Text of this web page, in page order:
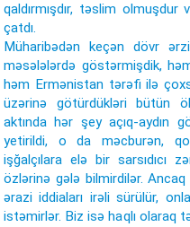
qaldırmışdır, təslim
çatdı.
Müharibədən keçən dövr
məsələlərdə göstərmişdik,
həm Ermənistan tərəfi ilə
üzərinə götürdükləri bütün
aktında hər şey açıq-aydın
yetirildi, o da məcburən,
işğalçılara elə bir sarsıdıcı
özlərinə gələ bilmirdilər.
ərazi iddiaları irəli sürülür,
istəmirlər. Biz isə haqlı olaraq